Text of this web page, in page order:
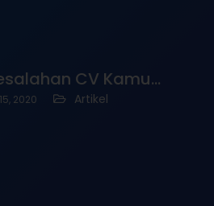
CV Kamu…
2020 Artikel